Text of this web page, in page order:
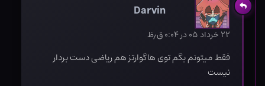
Darvin
۲۲ خرداد ۰۵ در ۰:۰۴ ق٫ظ
فقط میتونم بگم توی هاگوارتز هم ریاضی دست بردار
نیست